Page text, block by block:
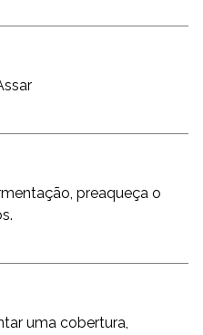
preaqueça o
uma cobertura,